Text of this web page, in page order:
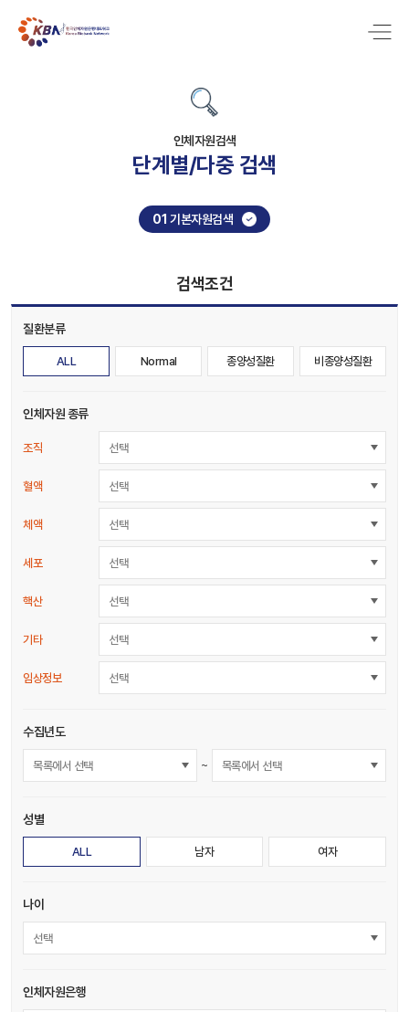
인체자원검색
단계별/다중 검색
01 기본자원검색
검색조건
질환분류
ALL Normal 종양성질환 비종양성질환
인체자원 종류
조직 선택
혈액 선택
체액 선택
세포 선택
핵산 선택
기타 선택
임상정보 선택
수집년도
~
성별
ALL 남자 여자
나이
선택
인체자원은행